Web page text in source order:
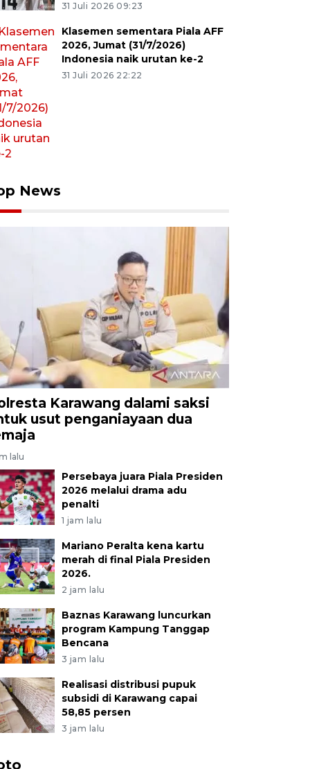
31 Juli 2026 09:23
Klasemen sementara Piala AFF
2026, Jumat (31/7/2026)
Indonesia naik urutan ke-2
31 Juli 2026 22:22
News
Karawang dalami saksi
usut penganiayaan dua
lalu
Persebaya juara Piala Presiden
2026 melalui drama adu
penalti
1 jam lalu
Mariano Peralta kena kartu
merah di final Piala Presiden
2026.
2 jam lalu
Baznas Karawang luncurkan
program Kampung Tanggap
Bencana
3 jam lalu
Realisasi distribusi pupuk
subsidi di Karawang capai
58,85 persen
3 jam lalu